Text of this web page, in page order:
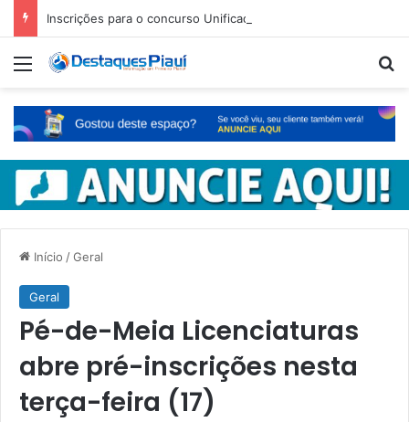
Menu
Início /Geral
Geral
Pé-de-Meia Licenciaturas
abre pré-inscrições nesta
terça-feira (17)